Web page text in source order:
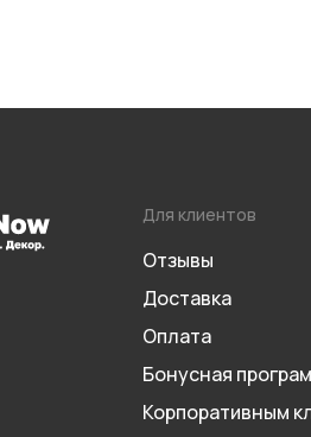
Для клиентов
Отзывы
Доставка
Оплата
Бонусная
Корпоративным